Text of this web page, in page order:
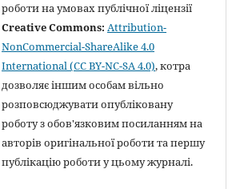
роботи на умовах публічної ліцензії
Creative Commons: Attribution-
NonCommercial-ShareAlike 4.0
International (CC BY-NC-SA 4.0), котра
дозволяє іншим особам вільно
розповсюджувати опубліковану
роботу з обов'язковим посиланням на
авторів оригінальної роботи та першу
публікацію роботи у цьому журналі.